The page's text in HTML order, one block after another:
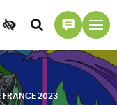
Accessibilité
Accéder
à
la
recherche
Accéder
à
la
page
contact
FRANCE 2023